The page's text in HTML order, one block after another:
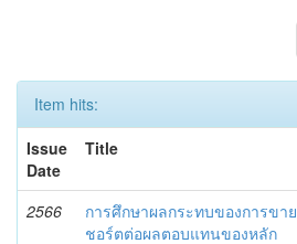
Item hits:
Issue
Date
Title
2566
การศึกษาผลกระทบของการขาย
ชอร์ตต่อผลตอบแทนของหลัก